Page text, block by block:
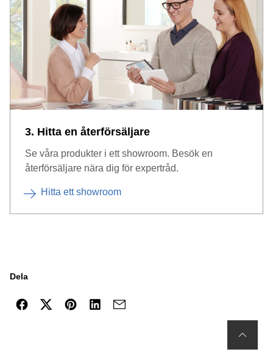
3. Hitta en återförsäljare
Se våra produkter i ett showroom. Besök en
återförsäljare nära dig för expertråd.
Hitta ett showroom
Dela